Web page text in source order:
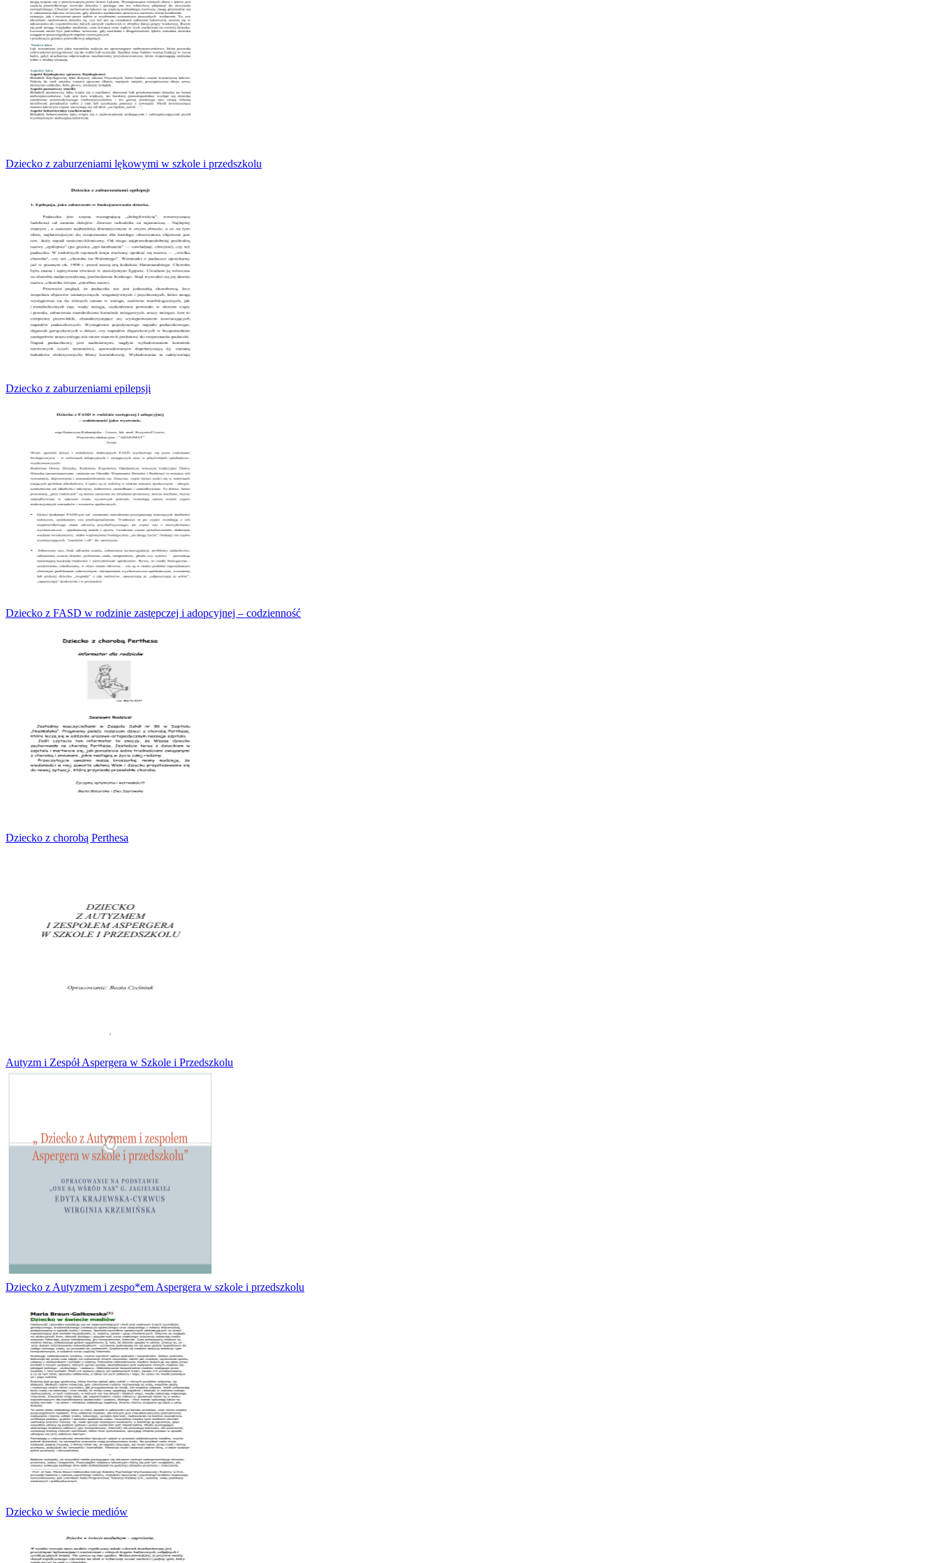
Dziecko z zaburzeniami lękowymi w szkole i przedszkolu
Dziecko z zaburzeniami epilepsji
Dziecko z FASD w rodzinie zastępczej i adopcyjnej – codzienność
Dziecko z chorobą Perthesa
Autyzm i Zespół Aspergera w Szkole i Przedszkolu
Dziecko z Autyzmem i zespo*em Aspergera w szkole i przedszkolu
Dziecko w świecie mediów